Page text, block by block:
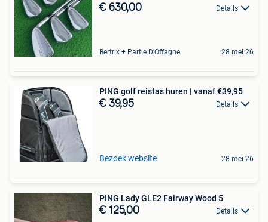
€ 630,00 Details
Bertrix + Partie D'Offagne 28 mei 26
PING golf reistas huren | vanaf €39,95
€ 39,95 Details
Bezoek website 28 mei 26
PING Lady GLE2 Fairway Wood 5
€ 125,00 Details